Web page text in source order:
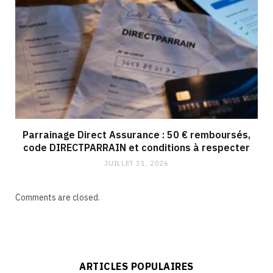
Parrainage Direct Assurance : 50 € remboursés,
code DIRECTPARRAIN et conditions à respecter
JUILLET 31, 2026
Comments are closed.
ARTICLES POPULAIRES